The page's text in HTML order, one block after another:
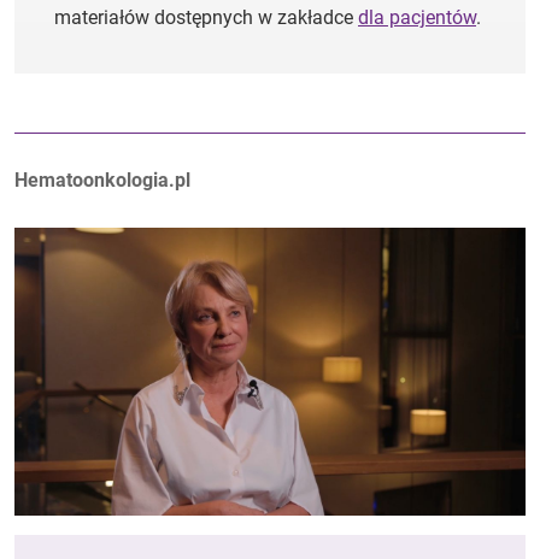
materiałów dostępnych w zakładce dla pacjentów.
Autorzy:
Hematoonkologia.pl